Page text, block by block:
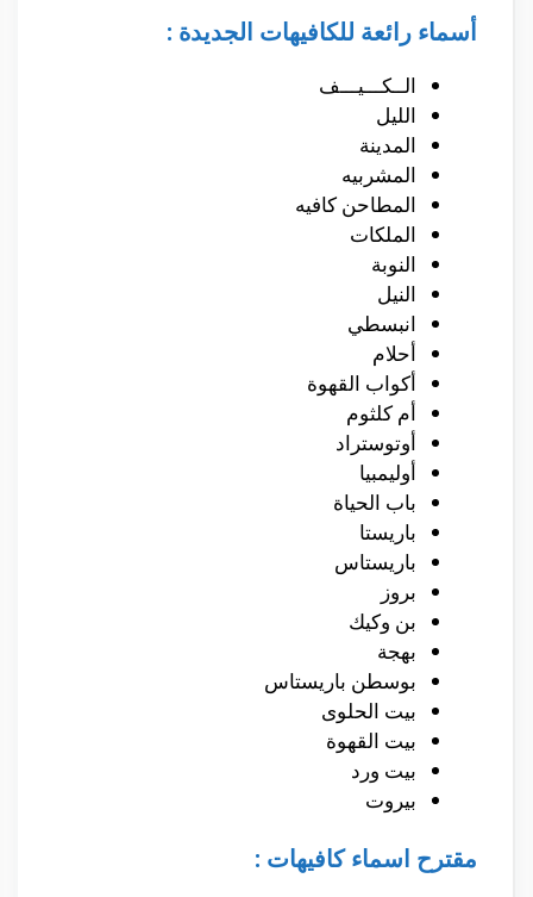
أسماء رائعة للكافيهات الجديدة :
الــكـــيـــف
الليل
المدينة
المشربيه
المطاحن كافيه
الملكات
النوبة
النيل
انبسطي
أحلام
أكواب القهوة
أم كلثوم
أوتوستراد
أوليمبيا
باب الحياة
باريستا
باريستاس
بروز
بن وكيك
بهجة
بوسطن باريستاس
بيت الحلوى
بيت القهوة
بيت ورد
بيروت
مقترح اسماء كافيهات :